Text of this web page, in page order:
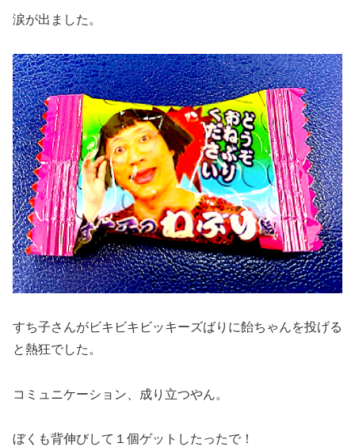
涙が出ました。
すち子さんがビキビキビッキーズばりに飴ちゃんを投げる
と熱狂でした。
コミュニケーション、成り立つやん。
ぼくも背伸びして１個ゲットしたったで！